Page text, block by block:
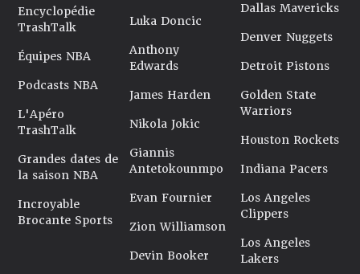
Encyclopédie
TrashTalk
Équipes NBA
Podcasts NBA
L'Apéro
TrashTalk
Grandes dates de
la saison NBA
Incroyable
Brocante Sports
Luka Doncic
Anthony
Edwards
James Harden
Nikola Jokic
Giannis
Antetokounmpo
Evan Fournier
Zion Williamson
Devin Booker
Dallas Mavericks
Denver Nuggets
Detroit Pistons
Golden State
Warriors
Houston Rockets
Indiana Pacers
Los Angeles
Clippers
Los Angeles
Lakers